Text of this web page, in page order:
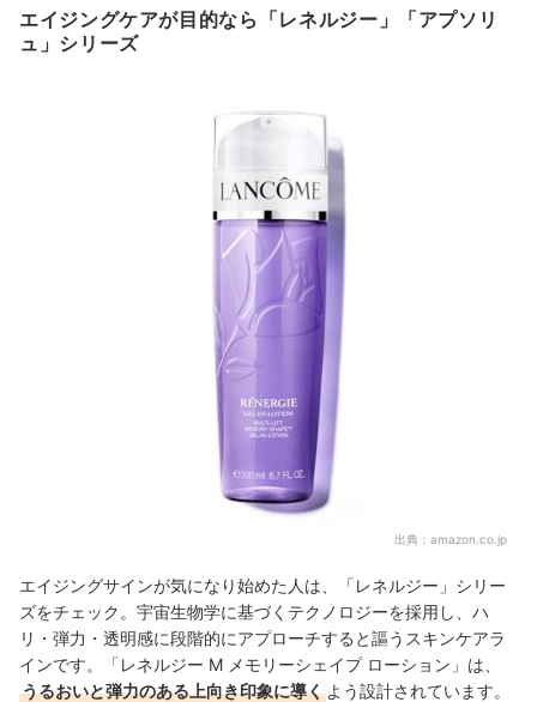
エイジングケアが目的なら「レネルジー」「アプソリ
ュ」シリーズ
出典： amazon.co.jp
エイジングサインが気になり始めた人は、「レネルジー」シリー
ズをチェック。宇宙生物学に基づくテクノロジーを採用し、ハ
リ・弾力・透明感に段階的にアプローチすると謳うスキンケアラ
インです。「レネルジー M メモリーシェイプ ローション」は、
うるおいと弾力のある上向き印象に導く よう設計されています。